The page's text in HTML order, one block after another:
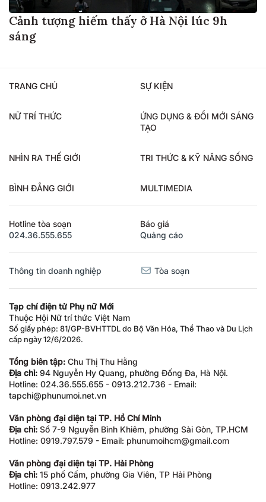
Cảnh tượng hiếm thấy ở Hà Nội lúc 9h
sáng
TRANG CHỦ SỰ KIỆN
NỮ TRÍ THỨC
ỨNG DỤNG & ĐỔI MỚI SÁNG
TẠO
NHÌN RA THẾ GIỚI TRI THỨC & KỸ NĂNG SỐNG
BÌNH ĐẲNG GIỚI MULTIMEDIA
Hotline tòa soạn
024.36.555.655
Báo giá
Quảng cáo
Thông tin doanh nghiệp Tòa soạn
Tạp chí điện tử Phụ nữ Mới
Thuộc Hội Nữ trí thức Việt Nam
Số giấy phép: 81/GP-BVHTTDL do Bộ Văn Hóa, Thể Thao và Du Lịch
cấp ngày 12/6/2026.
Tổng biên tập: Chu Thị Thu Hằng
Địa chỉ: 94 Nguyễn Hy Quang, phường Đống Đa, Hà Nội.
Hotline: 024.36.555.655 - 0913.212.736 - Email:
tapchi@phunumoi.net.vn
Văn phòng đại diện tại TP. Hồ Chí Minh
Địa chỉ: Số 7-9 Nguyễn Bỉnh Khiêm, phường Sài Gòn, TP.HCM
Hotline: 0919.797.579 - Email: phunumoihcm@gmail.com
Văn phòng đại diện tại TP. Hải Phòng
Địa chỉ: 15 phố Cấm, phường Gia Viên, TP Hải Phòng
Hotline: 0913.242.977